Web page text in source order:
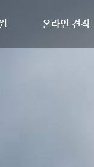
온라인 견적